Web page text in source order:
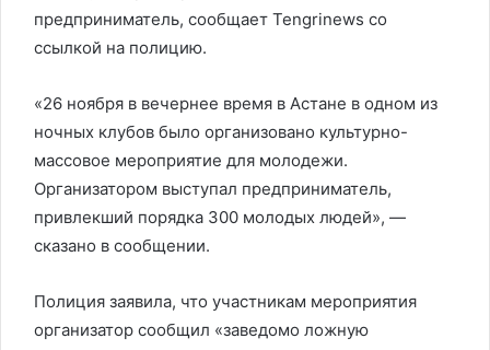
предприниматель, сообщает Tengrinews со
ссылкой на полицию.
«26 ноября в вечернее время в Астане в одном из
ночных клубов было организовано культурно-
массовое мероприятие для молодежи.
Организатором выступал предприниматель,
привлекший порядка 300 молодых людей», —
сказано в сообщении.
Полиция заявила, что участникам мероприятия
организатор сообщил «заведомо ложную